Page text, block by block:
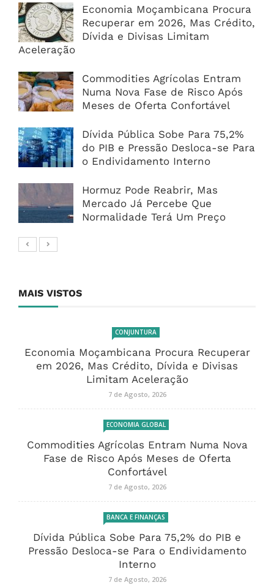
Economia Moçambicana Procura
Recuperar em 2026, Mas Crédito,
Dívida e Divisas Limitam
Aceleração
Commodities Agrícolas Entram
Numa Nova Fase de Risco Após
Meses de Oferta Confortável
Dívida Pública Sobe Para 75,2%
do PIB e Pressão Desloca-se Para
o Endividamento Interno
Hormuz Pode Reabrir, Mas
Mercado Já Percebe Que
Normalidade Terá Um Preço
MAIS VISTOS
CONJUNTURA
Economia Moçambicana Procura Recuperar
em 2026, Mas Crédito, Dívida e Divisas
Limitam Aceleração
7 de Agosto, 2026
ECONOMIA GLOBAL
Commodities Agrícolas Entram Numa Nova
Fase de Risco Após Meses de Oferta
Confortável
7 de Agosto, 2026
BANCA E FINANÇAS
Dívida Pública Sobe Para 75,2% do PIB e
Pressão Desloca-se Para o Endividamento
Interno
7 de Agosto, 2026